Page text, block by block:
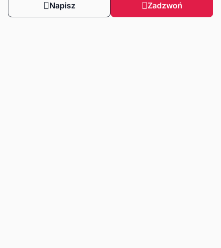
Zadzwoń
Napisz